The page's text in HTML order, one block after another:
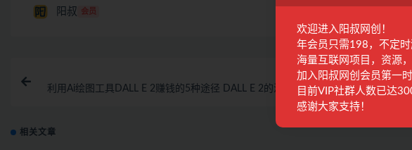
阳叔 会员
上一篇
利用Ai绘图工具DALL E 2赚钱的5种途径 DALL E 2的注册流程和
使用方法
下一篇
tkinter零基
录播+直播课
相关文章
欢迎进入阳叔网创！
年会员只需198，不定
海量互联网项目，资源
加入阳叔网创会员第一
目前VIP社群人数已达
感谢大家支持！